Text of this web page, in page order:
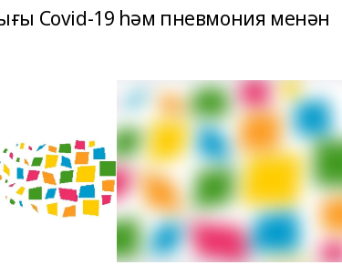
Covid-19 һәм пневмония менән